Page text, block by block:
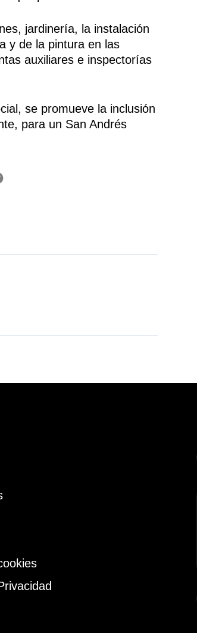
jardinería, la instalación
y de la pintura en las
auxiliares e inspectorías
se promueve la inclusión
para un San Andrés